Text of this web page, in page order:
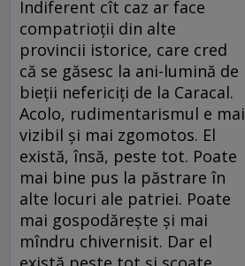
Indiferent cît caz ar face
compatrioții din alte
provincii istorice, care cred
că se găsesc la ani-lumină de
bieții nefericiți de la Caracal.
Acolo, rudimentarismul e mai
vizibil și mai zgomotos. El
există, însă, peste tot. Poate
mai bine pus la păstrare în
alte locuri ale patriei. Poate
mai gospodărește și mai
mîndru chivernisit. Dar el